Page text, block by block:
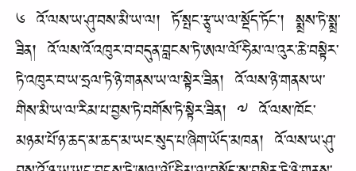
༦ འོ་ལས་ཡ་ཤུ་བས་མི་ཡ་ལ། ཏོ་སྤང་རྩྭ་ཡ་ལ་སྡོད་ཏོང་། སྨྲས་ཏེ་སྨྲ་
ཟིན། འོ་ལས་འོ་འཁུར་བ་བདུན་བླངས་ཏེ་ཨལ་ལོ་ཧིམ་ལ་འུར་ཆེ་བསྟེར་
ཏེ་འཁུར་བ་ཡ་ཧྲལ་ཏེ་ཉེ་གནས་ཡ་ལ་སྟེར་ཟིན། འོ་ལས་ཉེ་གནས་ཡ་
གིས་མི་ཡ་ལ་རིམ་པ་བྱས་ཏེ་བགོས་ཏེ་སྟེར་ཟིན། ༧ འོ་ལས་ཁོང་
མཉམ་པོ་ཉ་ཆད་མ་ཆད་མ་ཡང་སུད་པ་ཞིག་ཡོད་མཁན། འོ་ལས་ཡ་ཤུ་